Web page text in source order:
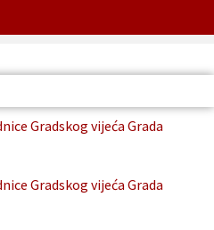
Gradskog vijeća Grada
Gradskog vijeća Grada